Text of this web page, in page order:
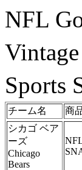
NFL
Sports
チーム名 商
シカゴ ベア
ーズ
Chicago
Bears